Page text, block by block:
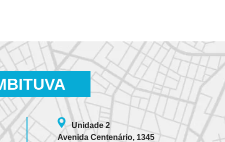
Unidade 2
Avenida Centenário, 1345